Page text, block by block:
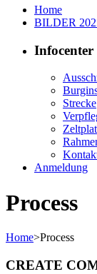
Home
BILDER
Infocenter
Strecke
Anmeldung
Process
Home>Process
CREATE